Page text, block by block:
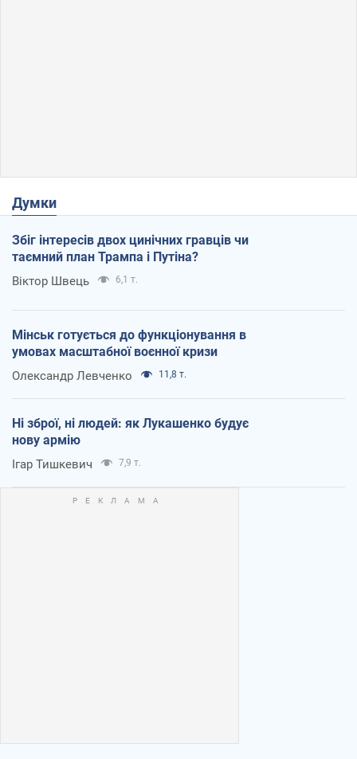
Думки
Збіг інтересів двох цинічних гравців чи
таємний план Трампа і Путіна?
Віктор Швець 6,1 т.
Мінськ готується до функціонування в
умовах масштабної воєнної кризи
Олександр Левченко 11,8 т.
Ні зброї, ні людей: як Лукашенко будує
нову армію
Ігар Тишкевич 7,9 т.